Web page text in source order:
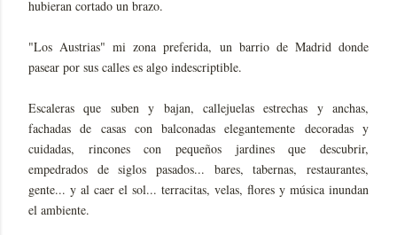
hubieran cortado un brazo.
"Los Austrias" mi zona preferida, un barrio de Madrid donde
pasear por sus calles es algo indescriptible.
Escaleras que suben y bajan, callejuelas estrechas y anchas,
fachadas de casas con balconadas elegantemente decoradas y
cuidadas, rincones con pequeños jardines que descubrir,
empedrados de siglos pasados... bares, tabernas, restaurantes,
gente... y al caer el sol... terracitas, velas, flores y música inundan
el ambiente.